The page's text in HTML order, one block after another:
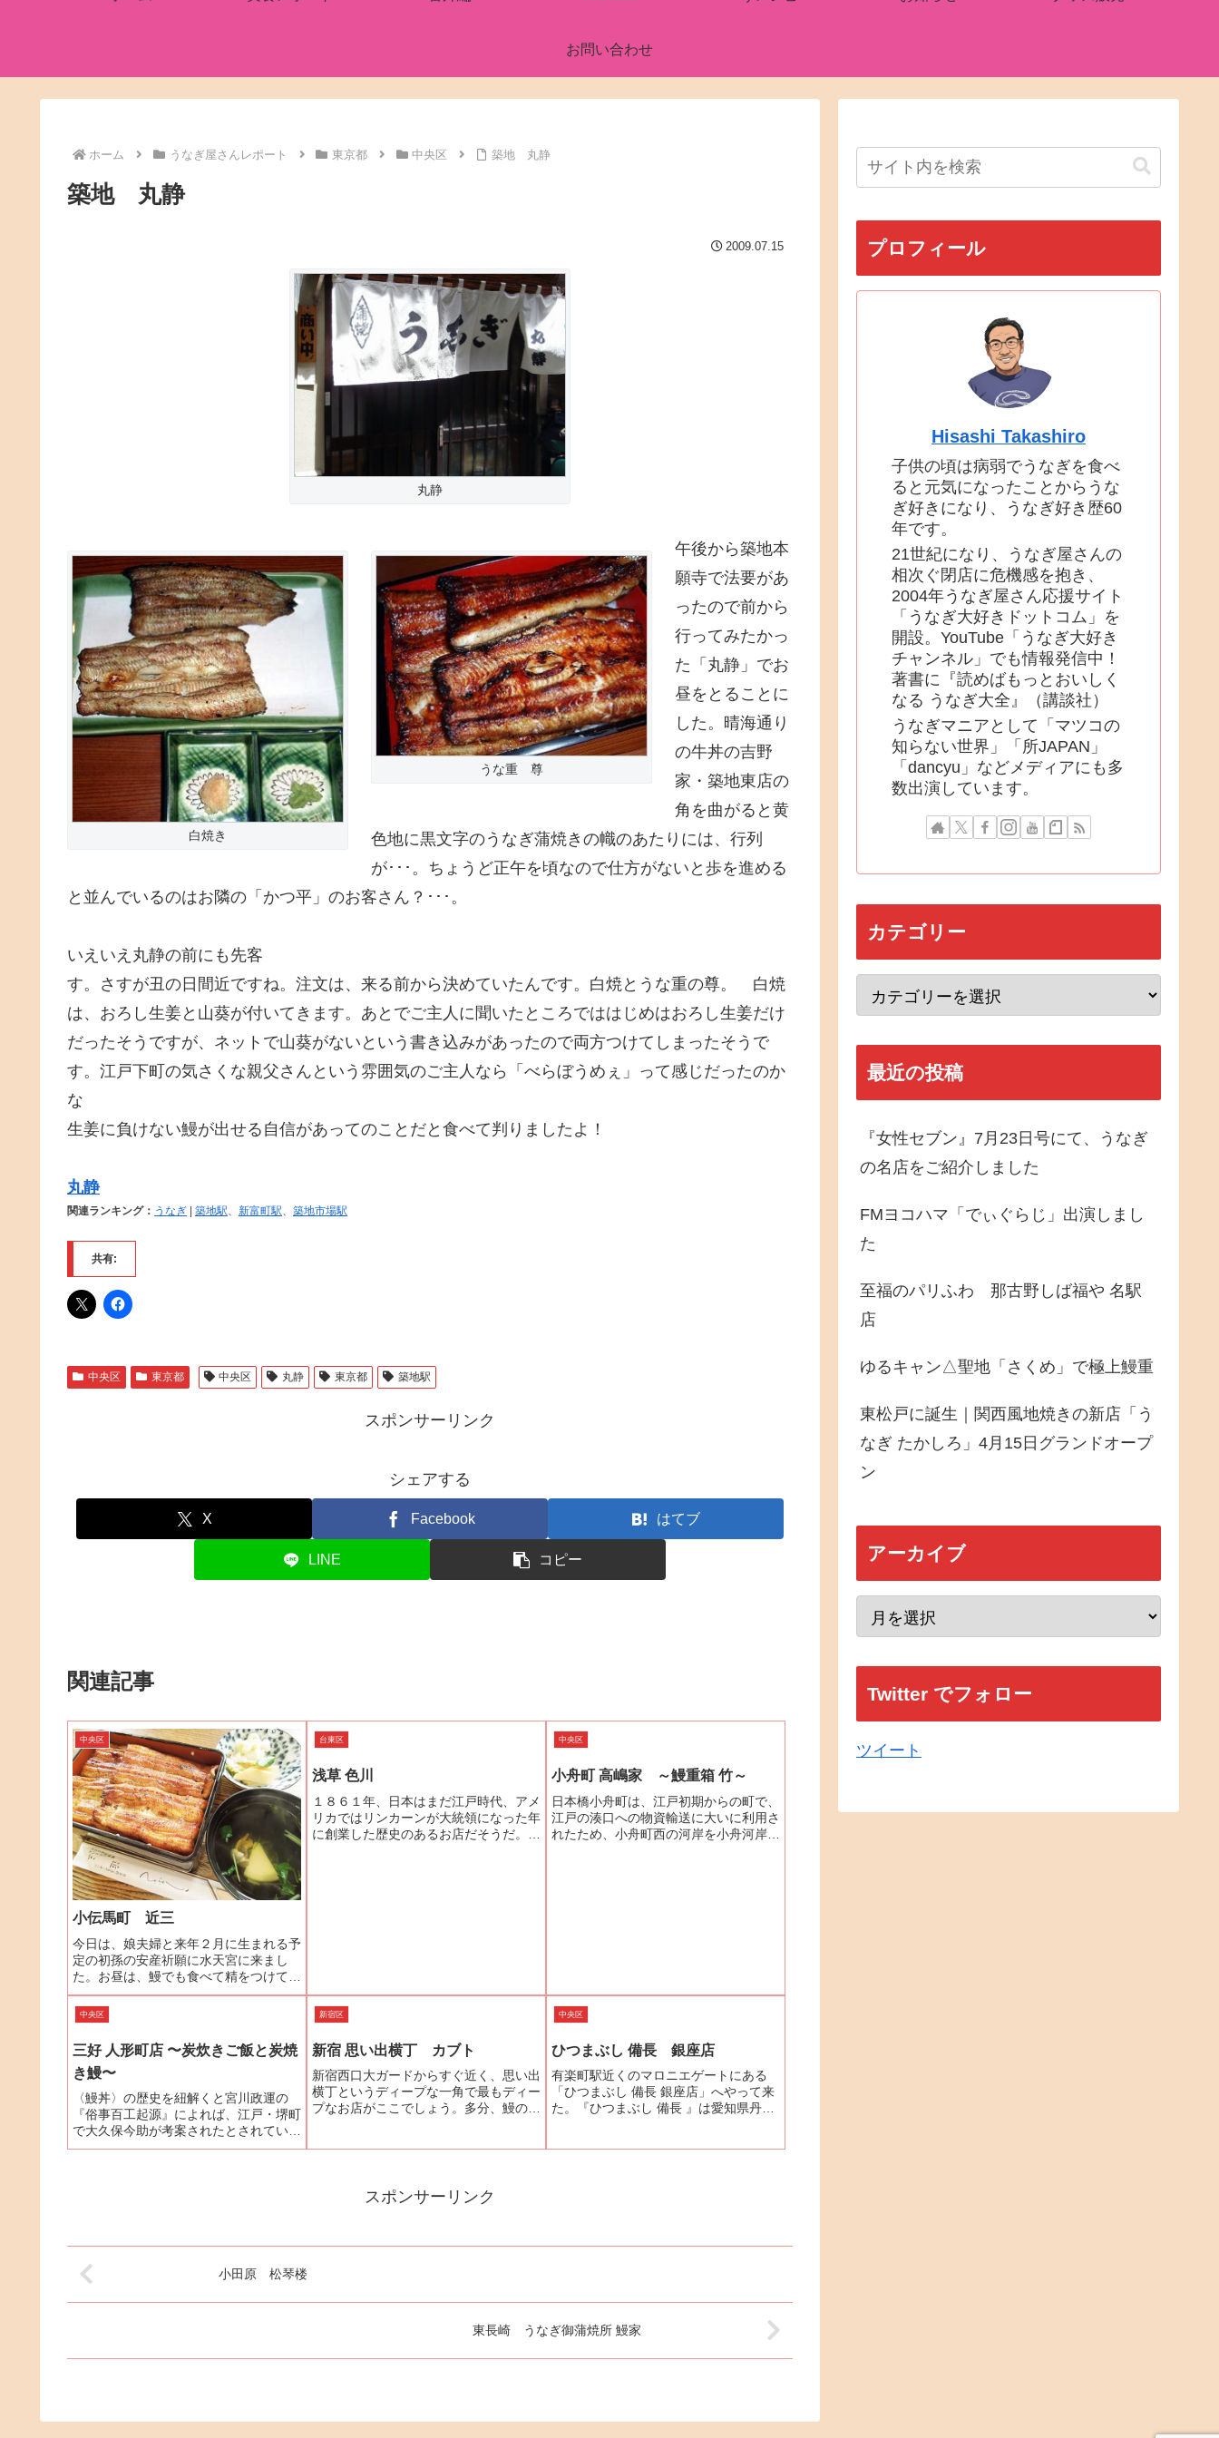
お問い合わせ
ホーム うなぎ屋さんレポート 東京都 中央区 築地 丸静
築地 丸静
2009.07.15
丸静
白焼き
うな重 尊
午後から築地本
願寺で法要があ
ったので前から
行ってみたかっ
た「丸静」でお
昼をとることに
した。晴海通り
の牛丼の吉野
家・築地東店の
角を曲がると黄
色地に黒文字のうなぎ蒲焼きの幟のあたりには、行列
が･･･。ちょうど正午を頃なので仕方がないと歩を進める
と並んでいるのはお隣の「かつ平」のお客さん？･･･。
いえいえ丸静の前にも先客
す。さすが丑の日間近ですね。注文は、来る前から決めていたんです。白焼とうな重の尊。 白焼
は、おろし生姜と山葵が付いてきます。あとでご主人に聞いたところでははじめはおろし生姜だけ
だったそうですが、ネットで山葵がないという書き込みがあったので両方つけてしまったそうで
す。江戸下町の気さくな親父さんという雰囲気のご主人なら「べらぼうめぇ」って感じだったのか
な
生姜に負けない鰻が出せる自信があってのことだと食べて判りましたよ！
丸静
関連ランキング： うなぎ 築地駅、 新富町駅、 築地市場駅
共有:
中央区 東京都 中央区 丸静 東京都 築地駅
スポンサーリンク
シェアする
X Facebook はてブ
LINE コピー
関連記事
中央区
小伝馬町 近三
今日は、娘夫婦と来年２月に生まれる予
定の初孫の安産祈願に水天宮に来まし
た。お昼は、鰻でも食べて精をつけても
らいましょう！というこで人形町から小
伝馬町へ足を延ばしました。昨日のザッ
クジャパンは、1-0の辛勝でしたね。何
としてもブラジルワールド...
台東区
浅草 色川
１８６１年、日本はまだ江戸時代、アメ
リカではリンカーンが大統領になった年
に創業した歴史のあるお店だそうだ。現
中央区
小舟町 高嶋家 ～鰻重箱 竹～
日本橋小舟町は、江戸初期からの町で、
江戸の湊口への物資輸送に大いに利用さ
れたため、小舟町西の河岸を小舟河岸と
中央区
三好 人形町店 〜炭炊きご飯と炭焼
き鰻〜
〈鰻丼〉の歴史を紐解くと宮川政運の
『俗事百工起源』によれば、江戸・堺町
で大久保今助が考案されたとされてい
る。諸説あるが、私の想像を交えてまと
新宿区
新宿 思い出横丁 カブト
新宿西口大ガードからすぐ近く、思い出
横丁というディープな一角で最もディー
プなお店がここでしょう。多分、鰻の脂
中央区
ひつまぶし 備長 銀座店
有楽町駅近くのマロニエゲートにある
「ひつまぶし 備長 銀座店」へやって来
た。『ひつまぶし 備長 』は愛知県丹羽
スポンサーリンク
小田原 松琴楼
東長崎 うなぎ御蒲焼所 鰻家
プロフィール
Hisashi Takashiro
子供の頃は病弱でうなぎを食べ
ると元気になったことからうな
ぎ好きになり、うなぎ好き歴60
年です。
21世紀になり、うなぎ屋さんの
相次ぐ閉店に危機感を抱き、
2004年うなぎ屋さん応援サイト
「うなぎ大好きドットコム」を
開設。YouTube「うなぎ大好き
チャンネル」でも情報発信中！
著書に『読めばもっとおいしく
なる うなぎ大全』（講談社）
うなぎマニアとして「マツコの
知らない世界」「所JAPAN」
「dancyu」などメディアにも多
数出演しています。
カテゴリー
最近の投稿
『女性セブン』7月23日号にて、うなぎ
の名店をご紹介しました
FMヨコハマ「でぃぐらじ」出演しまし
た
至福のパリふわ 那古野しば福や 名駅
店
ゆるキャン△聖地「さくめ」で極上鰻重
東松戸に誕生｜関西風地焼きの新店「う
なぎ たかしろ」4月15日グランドオープ
ン
アーカイブ
Twitter でフォロー
ツイート